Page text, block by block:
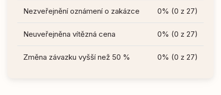
Nezveřejnění oznámení o zakázce 0% (0 z 27)
Neuveřejněna vítězná cena 0% (0 z 27)
Změna závazku vyšší než 50 % 0% (0 z 27)